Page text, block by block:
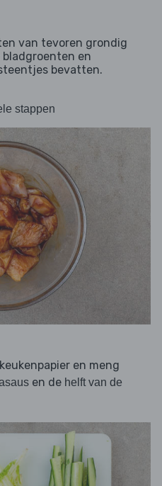
van tevoren grondig
bladgroenten en
bevatten.
stappen
en meng
en de helft van de